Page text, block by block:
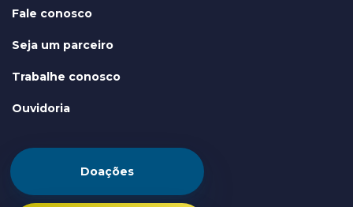
Fale conosco
Seja um parceiro
Trabalhe conosco
Ouvidoria
Doações